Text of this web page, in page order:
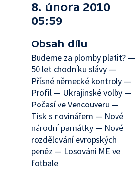
8. února 2010
05:59
Obsah dílu
Budeme za plomby platit? —
50 let chodníku slávy —
Přísné německé kontroly —
Profil — Ukrajinské volby —
Počasí ve Vencouveru —
Tisk s novinářem — Nové
národní památky — Nové
rozdělování evropských
peněz — Losování ME ve
fotbale